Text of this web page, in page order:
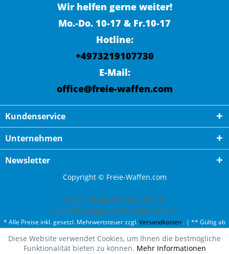
Wir helfen gerne weiter!
Mo.-Do. 10-17 & Fr.10-17
Hotline:
+4973219107730
E-Mail:
office@freie-waffen.com
Kundenservice
Unternehmen
Newsletter
Copyright © Freie-Waffen.com
ESC GmbH hat 4,87von 5Sternen
| 791 Bewertungen auf ProvenExpert.com
* Alle Preise inkl. gesetzl. Mehrwertsteuer zzgl.Versandkosten . | ** Gültig ab
50¤ Bestellwert und einmal pro Kunde. | *** Innerhalb Deutschland,
ausgenommen Gefahrgut. Weitere Ländern finden Sie unterVersandkosten
Diese Website verwendet Cookies, um Ihnen die bestmögliche
Funktionalität bieten zu können. Mehr Informationen